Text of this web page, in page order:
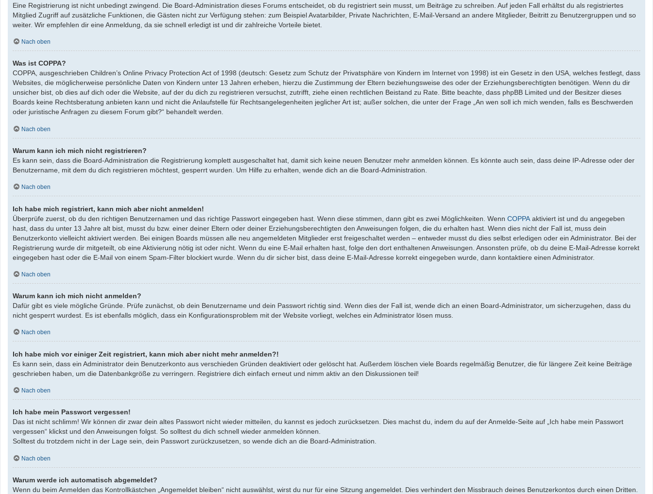
Eine Registrierung ist nicht unbedingt zwingend. Die Board-Administration dieses Forums entscheidet, ob du registriert sein musst, um Beiträge zu schreiben. Auf jeden Fall erhältst du als registriertes
Mitglied Zugriff auf zusätzliche Funktionen, die Gästen nicht zur Verfügung stehen: zum Beispiel Avatarbilder, Private Nachrichten, E-Mail-Versand an andere Mitglieder, Beitritt zu Benutzergruppen und so
weiter. Wir empfehlen dir eine Anmeldung, da sie schnell erledigt ist und dir zahlreiche Vorteile bietet.
Nach oben
Was ist COPPA?
COPPA, ausgeschrieben Children’s Online Privacy Protection Act of 1998 (deutsch: Gesetz zum Schutz der Privatsphäre von Kindern im Internet von 1998) ist ein Gesetz in den USA, welches festlegt, dass
Websites, die möglicherweise persönliche Daten von Kindern unter 13 Jahren erheben, hierzu die Zustimmung der Eltern beziehungsweise des oder der Erziehungsberechtigten benötigen. Wenn du dir
unsicher bist, ob dies auf dich oder die Website, auf der du dich zu registrieren versuchst, zutrifft, ziehe einen rechtlichen Beistand zu Rate. Bitte beachte, dass phpBB Limited und der Besitzer dieses
Boards keine Rechtsberatung anbieten kann und nicht die Anlaufstelle für Rechtsangelegenheiten jeglicher Art ist; außer solchen, die unter der Frage „An wen soll ich mich wenden, falls es Beschwerden
oder juristische Anfragen zu diesem Forum gibt?“ behandelt werden.
Nach oben
Warum kann ich mich nicht registrieren?
Es kann sein, dass die Board-Administration die Registrierung komplett ausgeschaltet hat, damit sich keine neuen Benutzer mehr anmelden können. Es könnte auch sein, dass deine IP-Adresse oder der
Benutzername, mit dem du dich registrieren möchtest, gesperrt wurden. Um Hilfe zu erhalten, wende dich an die Board-Administration.
Nach oben
Ich habe mich registriert, kann mich aber nicht anmelden!
Überprüfe zuerst, ob du den richtigen Benutzernamen und das richtige Passwort eingegeben hast. Wenn diese stimmen, dann gibt es zwei Möglichkeiten. Wenn COPPA aktiviert ist und du angegeben
hast, dass du unter 13 Jahre alt bist, musst du bzw. einer deiner Eltern oder deiner Erziehungsberechtigten den Anweisungen folgen, die du erhalten hast. Wenn dies nicht der Fall ist, muss dein
Benutzerkonto vielleicht aktiviert werden. Bei einigen Boards müssen alle neu angemeldeten Mitglieder erst freigeschaltet werden – entweder musst du dies selbst erledigen oder ein Administrator. Bei der
Registrierung wurde dir mitgeteilt, ob eine Aktivierung nötig ist oder nicht. Wenn du eine E-Mail erhalten hast, folge den dort enthaltenen Anweisungen. Ansonsten prüfe, ob du deine E-Mail-Adresse korrekt
eingegeben hast oder die E-Mail von einem Spam-Filter blockiert wurde. Wenn du dir sicher bist, dass deine E-Mail-Adresse korrekt eingegeben wurde, dann kontaktiere einen Administrator.
Nach oben
Warum kann ich mich nicht anmelden?
Dafür gibt es viele mögliche Gründe. Prüfe zunächst, ob dein Benutzername und dein Passwort richtig sind. Wenn dies der Fall ist, wende dich an einen Board-Administrator, um sicherzugehen, dass du
nicht gesperrt wurdest. Es ist ebenfalls möglich, dass ein Konfigurationsproblem mit der Website vorliegt, welches ein Administrator lösen muss.
Nach oben
Ich habe mich vor einiger Zeit registriert, kann mich aber nicht mehr anmelden?!
Es kann sein, dass ein Administrator dein Benutzerkonto aus verschieden Gründen deaktiviert oder gelöscht hat. Außerdem löschen viele Boards regelmäßig Benutzer, die für längere Zeit keine Beiträge
geschrieben haben, um die Datenbankgröße zu verringern. Registriere dich einfach erneut und nimm aktiv an den Diskussionen teil!
Nach oben
Ich habe mein Passwort vergessen!
Das ist nicht schlimm! Wir können dir zwar dein altes Passwort nicht wieder mitteilen, du kannst es jedoch zurücksetzen. Dies machst du, indem du auf der Anmelde-Seite auf „Ich habe mein Passwort
vergessen“ klickst und den Anweisungen folgst. So solltest du dich schnell wieder anmelden können.
Solltest du trotzdem nicht in der Lage sein, dein Passwort zurückzusetzen, so wende dich an die Board-Administration.
Nach oben
Warum werde ich automatisch abgemeldet?
Wenn du beim Anmelden das Kontrollkästchen „Angemeldet bleiben“ nicht auswählst, wirst du nur für eine Sitzung angemeldet. Dies verhindert den Missbrauch deines Benutzerkontos durch einen Dritten.